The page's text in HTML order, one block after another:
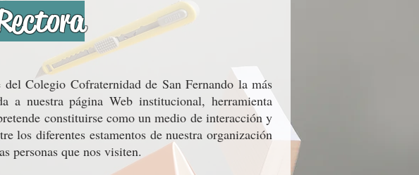
del Colegio Cofraternidad de San Fernando la más
a nuestra página Web institucional, herramienta
constituirse como un medio de interacción y
los diferentes estamentos de nuestra organización
personas que nos visiten.